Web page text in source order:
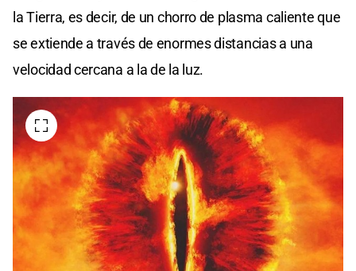
la Tierra, es decir, de un chorro de plasma caliente que
se extiende a través de enormes distancias a una
velocidad cercana a la de la luz.